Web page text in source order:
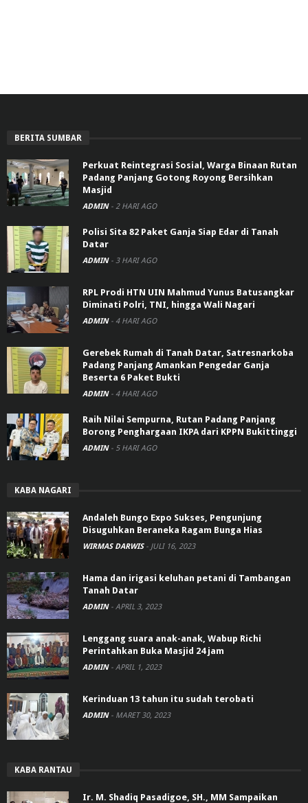
BERITA SUMBAR
Perkuat Reintegrasi Sosial, Warga Binaan Rutan
Padang Panjang Gotong Royong Bersihkan
Masjid
ADMIN - 2 HARI AGO
Polisi Sita 82 Paket Ganja Siap Edar di Tanah
Datar
ADMIN - 3 HARI AGO
RPL Prodi HTN UIN Mahmud Yunus Batusangkar
Diminati Polri, TNI, hingga Wali Nagari
ADMIN - 4 HARI AGO
Gerebek Rumah di Tanah Datar, Satresnarkoba
Padang Panjang Amankan Pengedar Ganja
Beserta 6 Paket Bukti
ADMIN - 4 HARI AGO
Raih Nilai Sempurna, Rutan Padang Panjang
Borong Penghargaan IKPA dari KPPN Bukittinggi
ADMIN - 5 HARI AGO
KABA NAGARI
Andaleh Bungo Expo Sukses, Pengunjung
Disuguhkan Beraneka Ragam Bunga Hias
WIRMAS DARWIS - JULI 16, 2023
Hama dan irigasi keluhan petani di Tambangan
Tanah Datar
ADMIN - APRIL 3, 2023
Lenggang suara anak-anak, Wabup Richi
Perintahkan Buka Masjid 24 jam
ADMIN - APRIL 1, 2023
Kerinduan 13 tahun itu sudah terobati
ADMIN - MARET 30, 2023
KABA RANTAU
Ir. M. Shadiq Pasadigoe, SH., MM Sampaikan